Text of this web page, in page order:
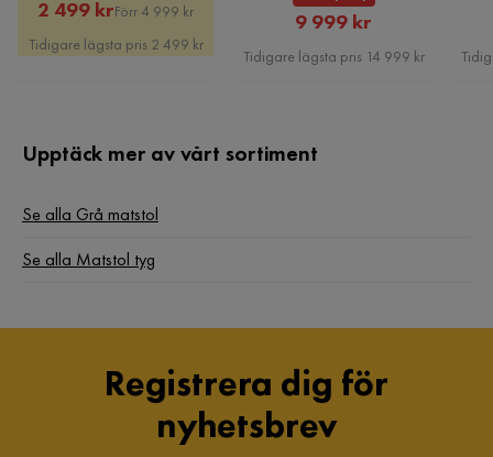
Rabatterat
Pris
2 499 krOriginal
Pris
Förr 4 999 kr
Tidigare lägsta pris 2 499 kr
Rabatterat
Pris
9 999 kr
Tidigare lägsta pris 14 999 kr
Upptäck mer av vårt sortiment
Se alla Grå matstol
Se alla Matstol tyg
Registrera dig för
nyhetsbrev